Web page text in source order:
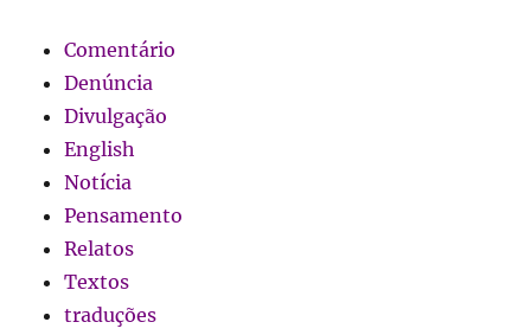
Comentário
Denúncia
Divulgação
English
Notícia
Pensamento
Relatos
Textos
traduções